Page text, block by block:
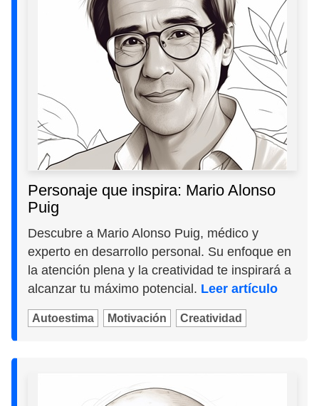
Personaje que inspira: Mario Alonso
Puig
Descubre a Mario Alonso Puig, médico y
experto en desarrollo personal. Su enfoque en
la atención plena y la creatividad te inspirará a
alcanzar tu máximo potencial. Leer artículo
Autoestima Motivación Creatividad